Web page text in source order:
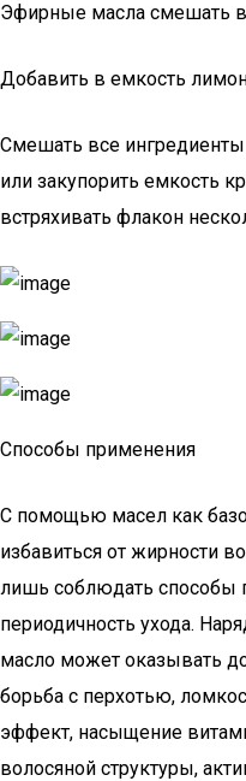
Эфирные масла смешать в
Добавить в емкость
Смешать все
или закупорить емкость
встряхивать флакон
Способы применения
С помощью масел как
избавиться от жирности
лишь соблюдать способы
периодичность ухода.
масло может оказывать
борьба с перхотью,
эффект, насыщение
волосяной структуры,